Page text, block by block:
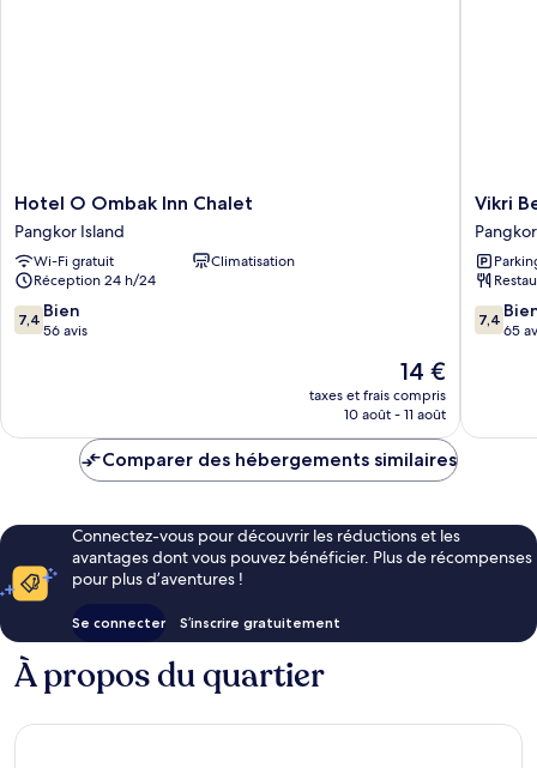
Hotel
O
Ombak
Inn
Chalet
Pangkor
Island
Hotel O Ombak Inn Chalet
Pangkor Island
Wi-Fi gratuit
Climatisation
Réception 24 h/24
7.4
sur
7,4 Bien
56 avis
Le
nouveau
prix
de
14 €
taxes et frais compris
10 août - 11 août
Vikri
Beach
Resort
Pangkor
Island
Vikri
7.4
sur
7,4
65
Comparer des hébergements similaires
Connectez-vous pour découvrir les réductions et les
avantages dont vous pouvez bénéficier. Plus de récompenses
pour plus d’aventures !
Se connecter S’inscrire gratuitement
À propos du quartier